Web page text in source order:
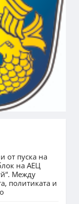
от пуска на
на АЕЦ
Между
политиката и